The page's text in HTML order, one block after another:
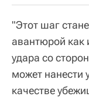
"Этот шаг
авантюрой как
удара со
может нанести
качестве